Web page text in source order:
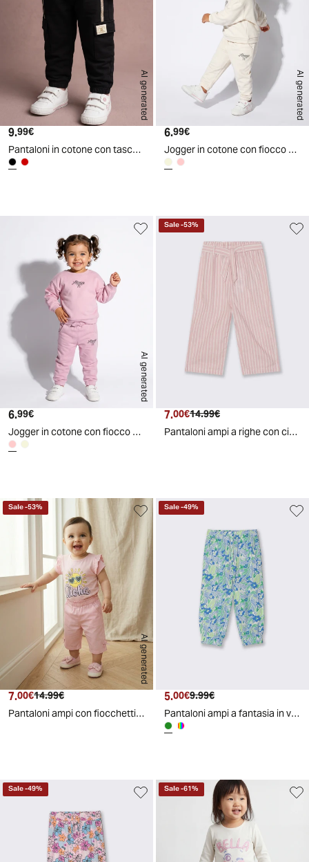
AI generated
Prezzo attuale
9.99€
Pantaloni in cotone con tasconi e laccio - Nero
AI generated
Prezzo attuale
6.99€
Jogger in cotone con fiocco e patch - Beige
AI generated
Prezzo attuale
6.99€
Jogger in cotone con fiocco e patch - Rosa polvere
Sale-53%
Prezzo attuale
7.00€ Prezzo originale
14.99€
Pantaloni ampi a righe con cintura - Righe
AI generated
Sale-53%
Prezzo attuale
7.00€ Prezzo originale
14.99€
Pantaloni ampi con fiocchetti eleganti - Rosa
Sale-49%
Prezzo attuale
5.00€ Prezzo originale
9.99€
Pantaloni ampi a fantasia in viscosa - Verde
Sale-49% Sale-61%